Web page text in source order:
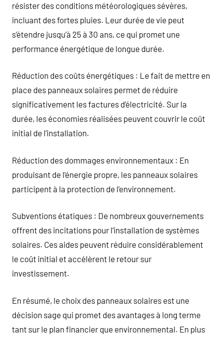
résister des conditions météorologiques sévères,
incluant des fortes pluies. Leur durée de vie peut
s’étendre jusqu’à 25 à 30 ans, ce qui promet une
performance énergétique de longue durée.
Réduction des coûts énergétiques : Le fait de mettre en
place des panneaux solaires permet de réduire
significativement les factures d’électricité. Sur la
durée, les économies réalisées peuvent couvrir le coût
initial de l’installation.
Réduction des dommages environnementaux : En
produisant de l’énergie propre, les panneaux solaires
participent à la protection de l’environnement.
Subventions étatiques : De nombreux gouvernements
offrent des incitations pour l’installation de systèmes
solaires. Ces aides peuvent réduire considérablement
le coût initial et accélèrent le retour sur
investissement.
En résumé, le choix des panneaux solaires est une
décision sage qui promet des avantages à long terme
tant sur le plan financier que environnemental. En plus